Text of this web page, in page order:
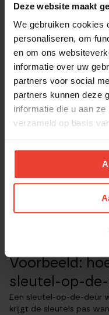
Deze website maakt
We gebruiken cookies
personaliseren, om
en om ons
informatie over uw
partners voor social
partners kunnen deze
informatie die u aan
verzameld op basis
Transparante
Verelst
Bouwen is een van de
Daarom vinden we het
vanaf de start een
van je project.
Onze prijsgarantie –
de prijs die we samen
een duidelijk overzicht
afwerking, van
Tijdens het hele traject
vertrouwenspersoon
past binnen de
toeleven naar het
nieuwe thuis.
Voorbeeld:
sleutel-op-
Een sleutel-op-de-deur
krijgt de sleutels pas